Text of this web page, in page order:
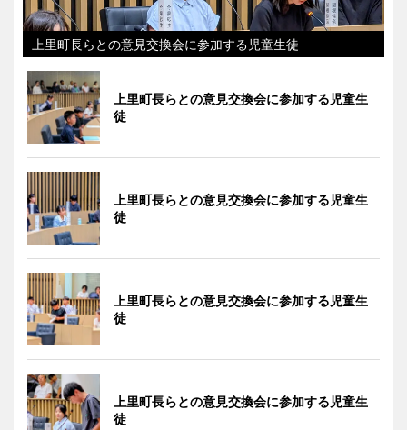
上里町長らとの意見交換会に参加する児童生徒
上里町長らとの意見交換会に参加する児童生
徒
上里町長らとの意見交換会に参加する児童生
徒
上里町長らとの意見交換会に参加する児童生
徒
上里町長らとの意見交換会に参加する児童生
徒